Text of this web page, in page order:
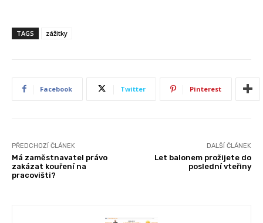
TAGS zážitky
Facebook Twitter Pinterest
PŘEDCHOZÍ ČLÁNEK
Má zaměstnavatel právo
zakázat kouření na
pracovišti?
DALŠÍ ČLÁNEK
Let balonem prožijete do
poslední vteřiny